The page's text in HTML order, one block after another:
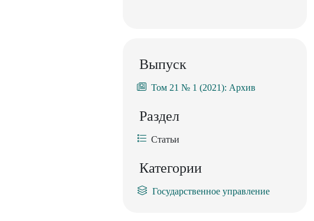
Выпуск
Том 21 № 1 (2021): Архив
Раздел
Статьи
Категории
Государственное управление